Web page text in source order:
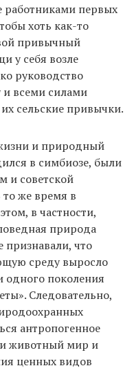
работниками первых
хоть как-то
привычный
у себя возле
руководство
и всеми силами
сельские привычки.
и природный
в симбиозе, были
и советской
то же время в
в частности,
природа
признавали, что
среду выросло
одного поколения
Следовательно,
антропогенное
и животный мир и
ценных видов